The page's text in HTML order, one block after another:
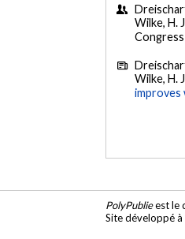
Wilke, H.
Wilke, H.
improves
PolyPublieest le
Site développé